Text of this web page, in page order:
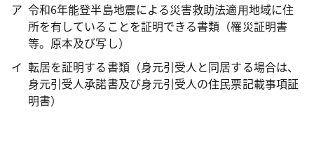
令和6年能登半島地震による災害救助法適用地域に住
所を有していることを証明できる書類（罹災証明書
等。原本及び写し）
転居を証明する書類（身元引受人と同居する場合は、
身元引受人承諾書及び身元引受人の住民票記載事項証
明書）